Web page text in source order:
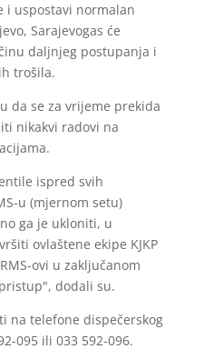
i uspostavi normalan
Sarajevogas će
daljnjeg postupanja i
trošila.
da se za vrijeme prekida
nikakvi radovi na
ispred svih
u (mjernom setu)
ga je ukloniti, u
ovlaštene ekipe KJKP
ovi u zaključanom
dodali su.
na telefone dispečerskog
095 ili 033 592-096.